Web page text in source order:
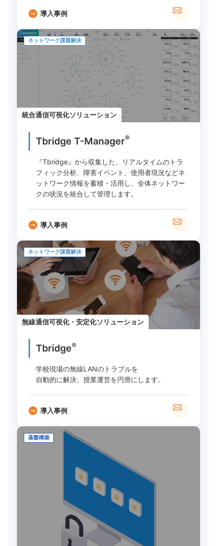
導入事例
ネットワーク課題解決
統合通信可視化ソリューション
Tbridge T-Manager®
『Tbridge』から収集した、リアルタイムのトラ
フィック分析、障害イベント、使用者現況などネ
ットワーク情報を蓄積・活用し、全体ネットワー
クの状況を統合して管理します。
導入事例
ネットワーク課題解決
無線通信可視化・安定化ソリューション
Tbridge®
学校現場の無線LANのトラブルを
自動的に解決、授業運営を円滑にします。
導入事例
基盤構築